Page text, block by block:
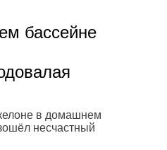
бассейне
в домашнем
несчастный